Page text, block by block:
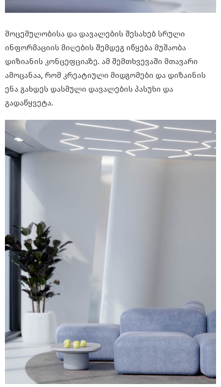
მოცემულობისა და დავალების შესახებ სრული
ინფორმაციის მიღების შემდეგ იწყება მუშაობა
დიზიანის კონცეფციაზე. ამ შემთხვევაში მთავარი
ამოცანაა, რომ კრეატიული მიდგომები და დიზაინის
ენა გახდეს დასმული დავალების პასუხი და
გადაწყვეტა.